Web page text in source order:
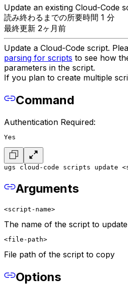
Update an existing Cloud-Code
読み終わるまでの所要時間 1 分
最終更新 2ヶ月前
Update a Cloud-Code script.
parsing for scripts to see how
parameters in the script.
If you plan to create multiple
Command
Authentication Required:
Yes
ugs cloud-code scripts update
Arguments
<script-name>
The name of the script to update
<file-path>
File path of the script to copy
Options